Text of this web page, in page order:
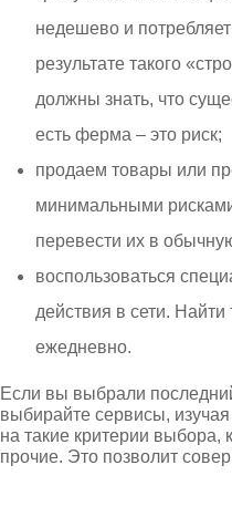
недешево и
результате такого
должны знать, что
есть ферма – это риск;
продаем товары или
минимальными
перевести их в
воспользоваться
действия в сети.
ежедневно.
Если вы выбрали
выбирайте сервисы,
на такие критерии
прочие. Это позволит